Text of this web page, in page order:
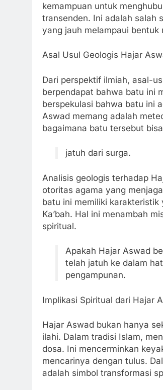
kemampuan untuk
transenden. Ini adalah salah
yang jauh melampaui bentuk
Asal Usul Geologis Hajar
Dari perspektif ilmiah, asal-
berpendapat bahwa batu ini
berspekulasi bahwa batu ini
Aswad memang adalah
bagaimana batu tersebut
jatuh dari surga.
Analisis geologis terhadap
otoritas agama yang
batu ini memiliki
Ka’bah. Hal ini menambah
spiritual.
Apakah Hajar Aswad
telah jatuh ke dalam
pengampunan.
Implikasi Spiritual dari Hajar
Hajar Aswad bukan hanya
ilahi. Dalam tradisi Islam,
dosa. Ini mencerminkan
mencarinya dengan tulus.
adalah simbol transformasi